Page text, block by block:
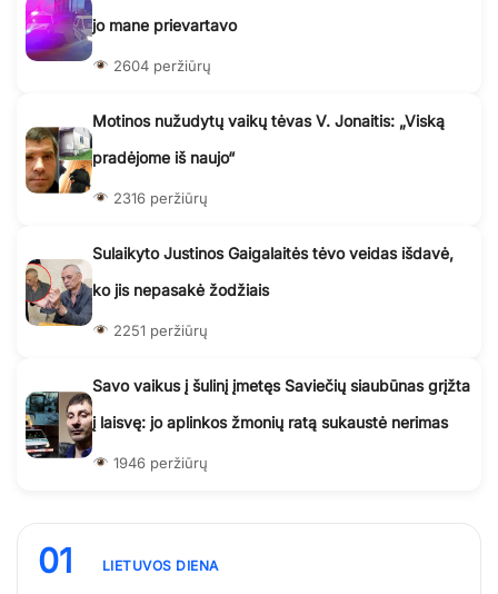
jo mane prievartavo
2604 peržiūrų
Motinos nužudytų vaikų tėvas V. Jonaitis: „Viską
pradėjome iš naujo“
2316 peržiūrų
Sulaikyto Justinos Gaigalaitės tėvo veidas išdavė,
ko jis nepasakė žodžiais
2251 peržiūrų
Savo vaikus į šulinį įmetęs Saviečių siaubūnas grįžta
į laisvę: jo aplinkos žmonių ratą sukaustė nerimas
1946 peržiūrų
01 LIETUVOS DIENA